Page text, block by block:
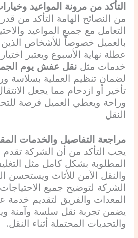
التأكد من مرونة المواعيد
من النصائح الهامة التأكد من
التعامل مع جميع المواعيد
بالعميل خصوصاً للأشخاص
عطلة نهاية الأسبوع ويعتبر
خدمات مثل نقل عفش يوم
لضمان تنظيم العملية بسلاسة
تأخير أو ازدحام مما يجعل
وراحة ويعطي العميل فرصة
النقل
مراجعة التفاصيل والخدمات
يجب التأكد من أن الشركة
المطلوبة بشكل كامل مثل
والنقل الآمن للأثاث ويستحسن
الشركة لتوضيح جميع
المعدات والفريق لتقديم خدمة
يضمن تجربة نقل سلسة وآمنة
والتحديات المحتملة أثناء النقل.